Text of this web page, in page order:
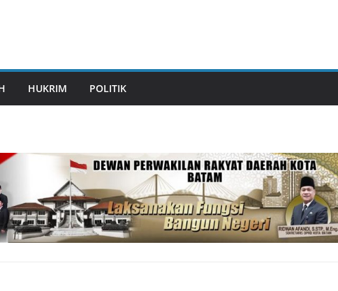
HUKRIM POLITIK